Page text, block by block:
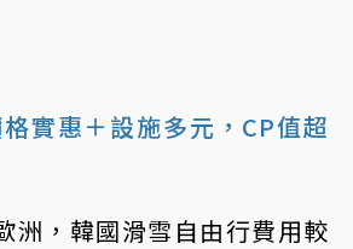
實惠＋設施多元，CP值超
洲，韓國滑雪自由行費用較